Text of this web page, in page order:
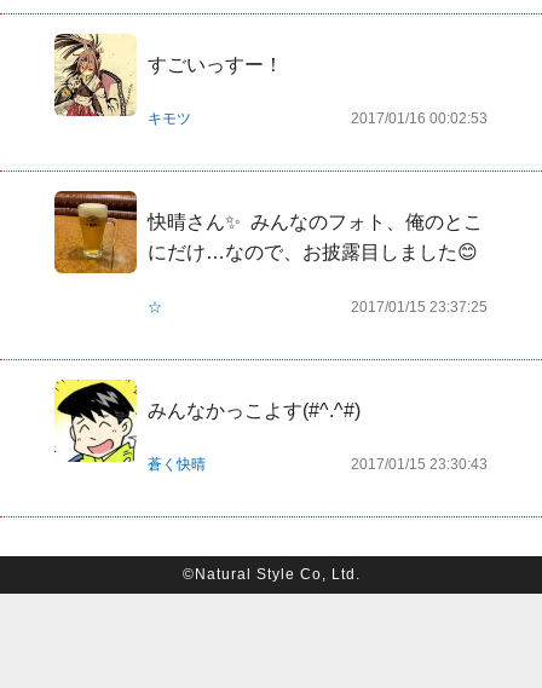
すごいっすー！
キモツ 2017/01/16 00:02:53
快晴さん✨  みんなのフォト、俺のとこ
にだけ…なので、お披露目しました😊
☆ 2017/01/15 23:37:25
みんなかっこよす(#^.^#)
蒼く快晴 2017/01/15 23:30:43
©Natural Style Co, Ltd.